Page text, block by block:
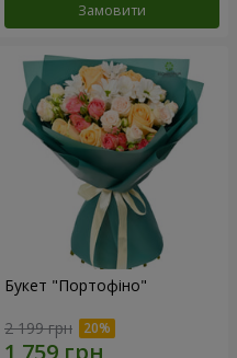
Замовити
Букет "Портофіно"
2 199 грн